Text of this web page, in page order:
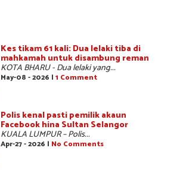
Kes tikam 61 kali: Dua lelaki tiba di
mahkamah untuk disambung reman
KOTA BHARU - Dua lelaki yang...
May-08 - 2026 | 1 Comment
Polis kenal pasti pemilik akaun
Facebook hina Sultan Selangor
KUALA LUMPUR – Polis...
Apr-27 - 2026 | No Comments